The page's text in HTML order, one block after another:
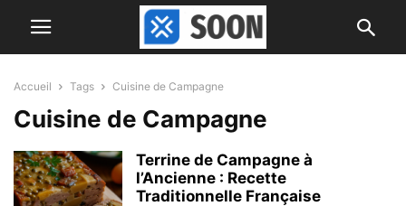
Accueil Tags Cuisine de Campagne
Cuisine de Campagne
Terrine de Campagne à
l’Ancienne : Recette
Traditionnelle Française